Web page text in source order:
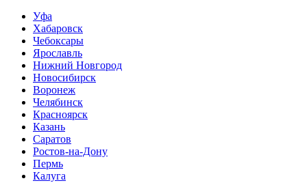
Уфа
Хабаровск
Чебоксары
Ярославль
Нижний Новгород
Новосибирск
Воронеж
Челябинск
Красноярск
Казань
Саратов
Ростов-на-Дону
Пермь
Калуга